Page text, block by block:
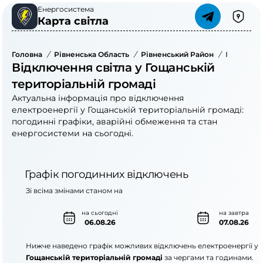
Енергосистема
Карта світла
Головна / Рівненська Область / Рівненський Район /
Відключення світла у Гощанській
територіальній громаді
Актуальна інформація про відключення
електроенергії у Гощанській територіальній громаді:
погодинні графіки, аварійні обмеження та стан
енергосистеми на сьогодні.
Графік погодинних відключень
на сьогодні
06.08.26
на завтра
07.08.26
Зі всіма змінами станом на
Нижче наведено графік можливих відключень електроенергії у
Гощанській територіальній громаді за чергами та годинами.